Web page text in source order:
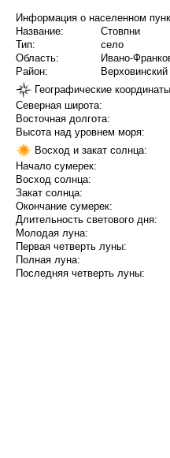
Информация о населенном
Название:
Стовпни
Тип:
село
Область:
Ивано-
Район:
Верховинский
Географические
Северная широта:
Восточная долгота:
Высота над уровнем моря:
Восход и закат солнца:
Начало сумерек:
Восход солнца:
Закат солнца:
Окончание сумерек:
Длительность светового дня:
Молодая луна:
Первая четверть луны:
Полная луна:
Последняя четверть луны: